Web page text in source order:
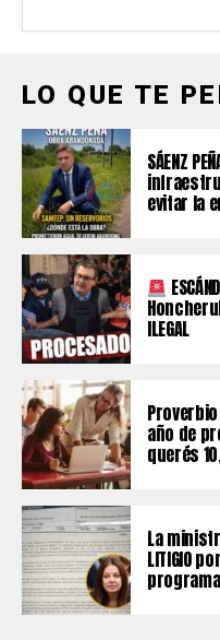
LO QUE TE
SÁENZ
evitar la
Honcheruk
ILEGAL
año de
querés
La
LITIGIO